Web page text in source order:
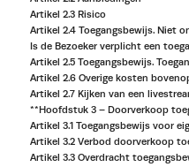
Artikel 2.3 Risico
Artikel 2.4 Toegangsbewijs. Niet
Is de Bezoeker verplicht een
Artikel 2.5 Toegangsbewijs.
Artikel 2.6 Overige kosten
Artikel 2.7 Kijken van een
**Hoofdstuk 3 – Doorverkoop
Artikel 3.1 Toegangsbewijs voor
Artikel 3.2 Verbod doorverkoop
Artikel 3.3 Overdracht